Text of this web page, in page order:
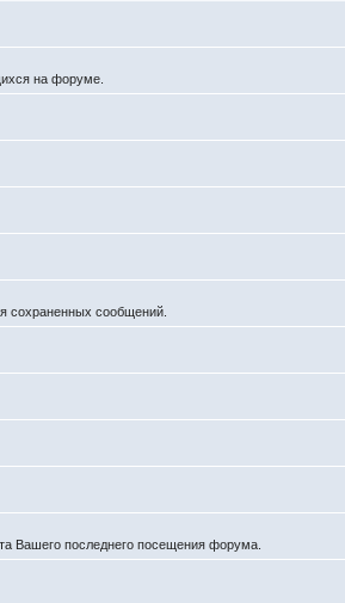
на форуме.
сохраненных сообщений.
Вашего последнего посещения форума.